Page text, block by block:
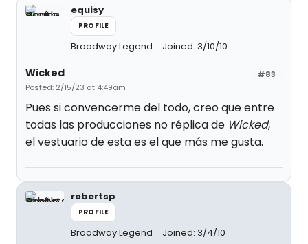
equisy
PROFILE
Broadway Legend Joined: 3/10/10
#83
Wicked
Posted: 2/15/23 at 4:49am
Pues si convencerme del todo, creo que entre
todas las producciones no réplica de Wicked,
el vestuario de esta es el que más me gusta.
robertsp
PROFILE
Broadway Legend Joined: 3/4/10